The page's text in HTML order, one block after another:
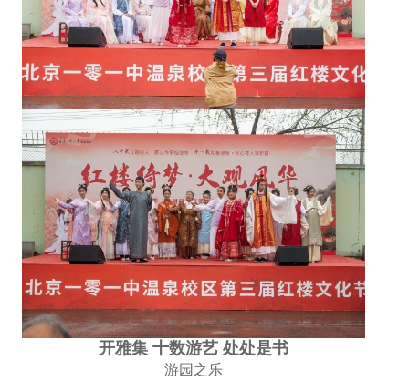
开雅集 十数游艺 处处是书
游园之乐